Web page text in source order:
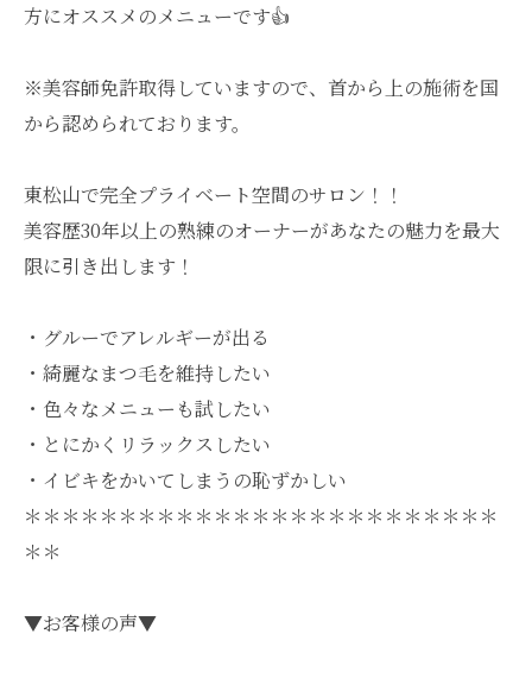
方にオススメのメニューです👍
※美容師免許取得していますので、首から上の施術を国
から認められております。
東松山で完全プライベート空間のサロン！！
美容歴30年以上の熟練のオーナーがあなたの魅力を最大
限に引き出します！
・グルーでアレルギーが出る
・綺麗なまつ毛を維持したい
・色々なメニューも試したい
・とにかくリラックスしたい
・イビキをかいてしまうの恥ずかしい
＊＊＊＊＊＊＊＊＊＊＊＊＊＊＊＊＊＊＊＊＊＊＊＊＊
＊＊
▼お客様の声▼